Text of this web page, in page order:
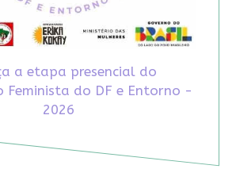
a etapa presencial do
Feminista do DF e Entorno -
2026